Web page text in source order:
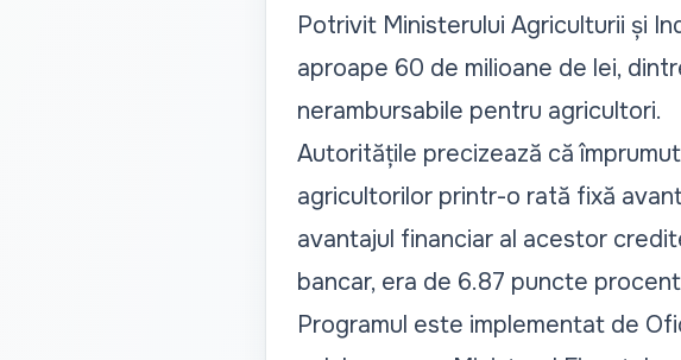
Potrivit Ministerului Agriculturii și
aproape 60 de milioane de lei,
nerambursabile pentru agricultori.
Autoritățile precizează că
agricultorilor printr-o rată fixă
avantajul financiar al acestor
bancar, era de 6.87 puncte
Programul este implementat de